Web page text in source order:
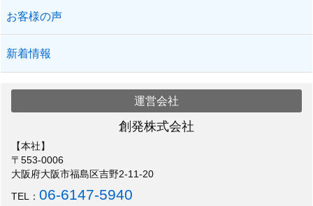
お客様の声
新着情報
運営会社
創発株式会社
【本社】
〒553-0006
大阪府大阪市福島区吉野2-11-20
TEL：06-6147-5940